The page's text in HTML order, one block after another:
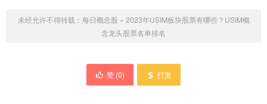
未经允许不得转载： 每日概念股 » 2023年USIM板块股票有哪些？USIM概
念龙头股票名单排名
赞 (0) 打赏